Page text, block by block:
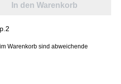
In den Warenkorb
Warenkorb sind abweichende